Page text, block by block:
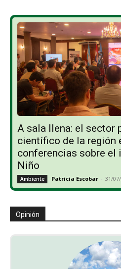
A sala llena: el sector
científico de la región
conferencias sobre el
Niño
Ambiente Patricia Escobar - 31/
Opinión